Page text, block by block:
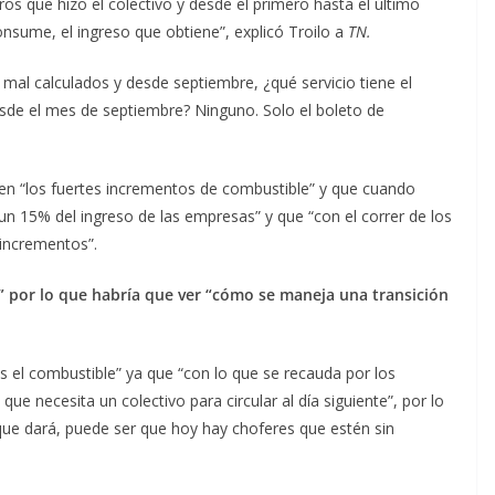
el ingreso que obtiene”, explicó Troilo a TN.
calculados y desde septiembre, ¿qué servicio tiene el
el mes de septiembre? Ninguno. Solo el boleto de
“los fuertes incrementos de combustible” y que cuando
15% del ingreso de las empresas” y que “con el correr de los
por lo que habría que ver “cómo se maneja una transición
combustible” ya que “con lo que se recauda por los
necesita un colectivo para circular al día siguiente”, por lo
dará, puede ser que hoy hay choferes que estén sin